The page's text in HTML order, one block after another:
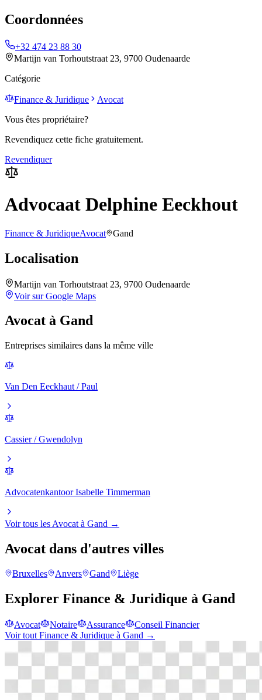
Coordonnées
+32 474 23 88 30
Martijn van Torhoutstraat 23, 9700 Oudenaarde
Catégorie
Finance & Juridique
Avocat
Vous êtes propriétaire?
Revendiquez cette fiche gratuitement.
Revendiquer
Advocaat Delphine Eeckhout
Finance & JuridiqueAvocat Gand
Localisation
Martijn van Torhoutstraat 23, 9700 Oudenaarde
Voir sur Google Maps
Avocat à Gand
Entreprises similaires dans la même ville
Van Den Eeckhaut / Paul
Cassier / Gwendolyn
Advocatenkantoor Isabelle Timmerman
Voir tous les Avocat à Gand →
Avocat dans d'autres villes
Bruxelles Anvers Gand Liège
Explorer Finance & Juridique à Gand
Avocat Notaire Assurance
Conseil Financier
Voir tout Finance & Juridique à Gand →